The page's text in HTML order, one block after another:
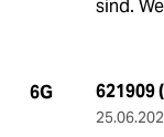
sind.
6G 621909